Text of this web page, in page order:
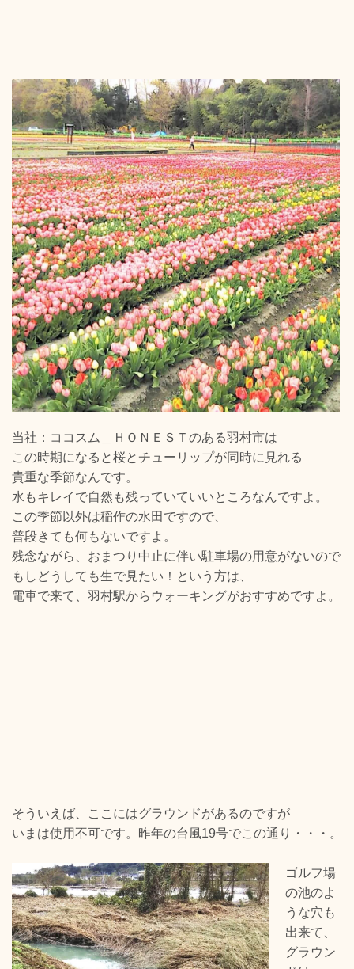
当社：ココスム＿ＨＯＮＥＳＴのある羽村市は
この時期になると桜とチューリップが同時に見れる
貴重な季節なんです。
水もキレイで自然も残っていていいところなんですよ。
この季節以外は稲作の水田ですので、
普段きても何もないですよ。
残念ながら、おまつり中止に伴い駐車場の用意がないので
もしどうしても生で見たい！という方は、
電車で来て、羽村駅からウォーキングがおすすめですよ。
そういえば、ここにはグラウンドがあるのですが
いまは使用不可です。昨年の台風19号でこの通り・・・。
ゴルフ場
の池のよ
うな穴も
出来て、
グラウン